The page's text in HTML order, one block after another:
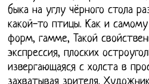
быка на углу чёрного стола
какой-то птицы. Как и
форм, гамме, Такой
экспрессия, плоских
извергающаяся с холста в